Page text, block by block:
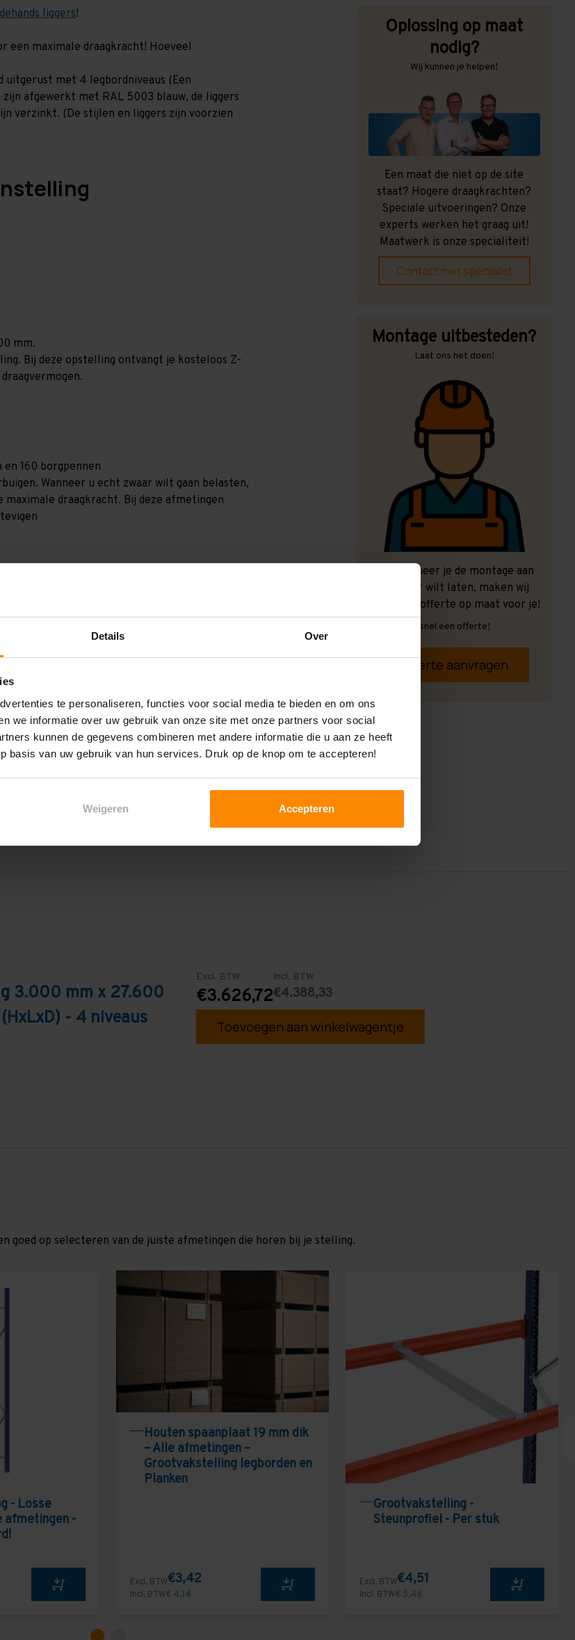
Details Over
te personaliseren, functies voor social media te bieden en om ons
we informatie over uw gebruik van onze site met onze partners voor social
kunnen de gegevens combineren met andere informatie die u aan ze heeft
basis van uw gebruik van hun services. Druk op de knop om te accepteren!
Weigeren Accepteren
liggers!
een maximale draagkracht! Hoeveel
uitgerust met 4 legbordniveaus (Een
afgewerkt met RAL 5003 blauw, de liggers
verzinkt. (De stijlen en liggers zijn voorzien
mm.
Bij deze opstelling ontvangt je kosteloos Z-
160 borgpennen
Wanneer u echt zwaar wilt gaan belasten,
draagkracht. Bij deze afmetingen
Oplossing op maat
nodig?
Wij kunnen je helpen!
Een maat die niet op de site
staat? Hogere draagkrachten?
Speciale uitvoeringen? Onze
experts werken het graag uit!
Maatwerk is onze specialiteit!
Contact met specialist
Montage uitbesteden?
Laat ons het doen!
Ook wanneer je de montage aan
ons over wilt laten, maken wij
graag een offerte op maat voor je!
Vrijblijvend, snel een offerte!
Offerte aanvragen
3.000 mm x 27.600
- 4 niveaus
Excl. BTW
€3.626,72
Incl. BTW
€4.388,33
Toevoegen aan winkelwagentje
goed op selecteren van de juiste afmetingen die horen bij je stelling.
- Losse
afmetingen -
Houten spaanplaat 19 mm dik
– Alle afmetingen –
Grootvakstelling legborden en
Planken
Excl. BTW€3,42
Incl. BTW€ 4,14
Grootvakstelling -
Steunprofiel - Per stuk
Excl. BTW€4,51
Incl. BTW€ 5,46